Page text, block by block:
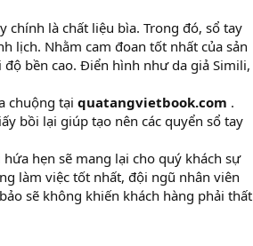
là chất liệu bìa. Trong đó, sổ tay
lịch. Nhằm cam đoan tốt nhất của sản
bền cao. Điển hình như da giả Simili,
chuộng tại quatangvietbook.com .
bồi lại giúp tạo nên các quyển sổ tay
hẹn sẽ mang lại cho quý khách sự
làm việc tốt nhất, đội ngũ nhân viên
sẽ không khiến khách hàng phải thất